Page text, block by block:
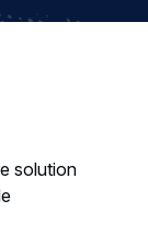
solution